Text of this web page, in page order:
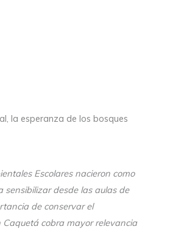
la esperanza de los bosques
Escolares nacieron como
sensibilizar desde las aulas de
de conservar el
Caquetá cobra mayor relevancia